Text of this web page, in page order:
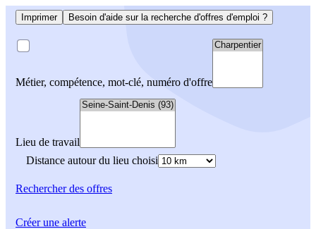
Imprimer Besoin d'aide sur la recherche d'offres d'emploi ?
Métier, compétence, mot-clé, numéro d'offre
Lieu de travail
Distance autour du lieu choisi
Rechercherdes offres
Créer une alerte